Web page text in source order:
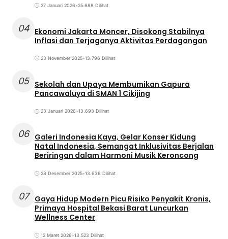
27 Januari 2026•25.688 Dilihat
04 Ekonomi Jakarta Moncer, Disokong Stabilnya
Inflasi dan Terjaganya Aktivitas Perdagangan
23 November 2025•13.796 Dilihat
05 Sekolah dan Upaya Membumikan Gapura
Pancawaluya di SMAN 1 Cikijing
23 Januari 2026•13.693 Dilihat
06 Galeri Indonesia Kaya, Gelar Konser Kidung
Natal Indonesia, Semangat Inklusivitas Berjalan
Beriringan dalam Harmoni Musik Keroncong
28 Desember 2025•13.636 Dilihat
07
Gaya Hidup Modern Picu Risiko Penyakit Kronis,
Primaya Hospital Bekasi Barat Luncurkan
Wellness Center
12 Maret 2026•13.523 Dilihat